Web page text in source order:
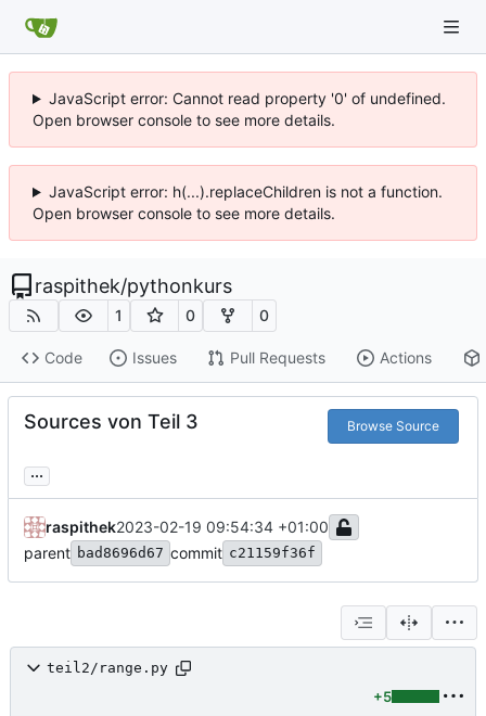
JavaScript error: Cannot read property '0' of undefined.
Open browser console to see more details.
JavaScript error: h(...).replaceChildren is not a function.
Open browser console to see more details.
raspithek/pythonkurs
1 0 0
Code Issues Pull Requests Actions
Sources von Teil 3 Browse Source
...
raspithek2023-02-19 09:54:34 +01:00
parent bad8696d67 commit c21159f36f
teil2/range.py
+5